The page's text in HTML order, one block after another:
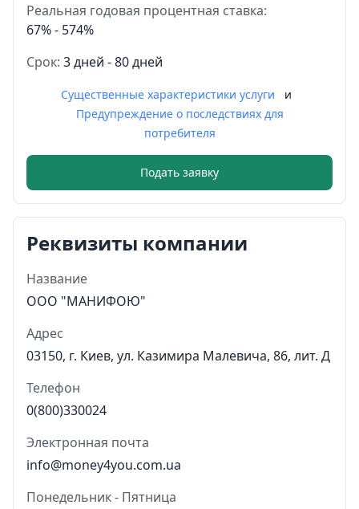
Реальная годовая процентная ставка:
67% - 574%
Срок: 3 дней - 80 дней
Существенные характеристики услуги
и
Предупреждение о последствиях для
потребителя
Подать заявку
Реквизиты компании
Название
ООО "МАНИФОЮ"
Адрес
03150, г. Киев, ул. Казимира Малевича, 86, лит. Д
Телефон
0(800)330024
Электронная почта
info@money4you.com.ua
Понедельник - Пятница